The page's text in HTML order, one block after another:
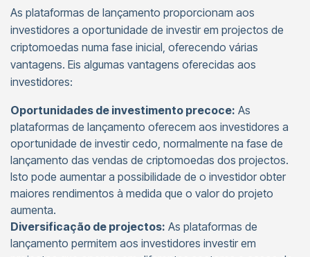
As plataformas de lançamento proporcionam aos
investidores a oportunidade de investir em projectos de
criptomoedas numa fase inicial, oferecendo várias
vantagens. Eis algumas vantagens oferecidas aos
investidores:
Oportunidades de investimento precoce: As
plataformas de lançamento oferecem aos investidores a
oportunidade de investir cedo, normalmente na fase de
lançamento das vendas de criptomoedas dos projectos.
Isto pode aumentar a possibilidade de o investidor obter
maiores rendimentos à medida que o valor do projeto
aumenta.
Diversificação de projectos: As plataformas de
lançamento permitem aos investidores investir em